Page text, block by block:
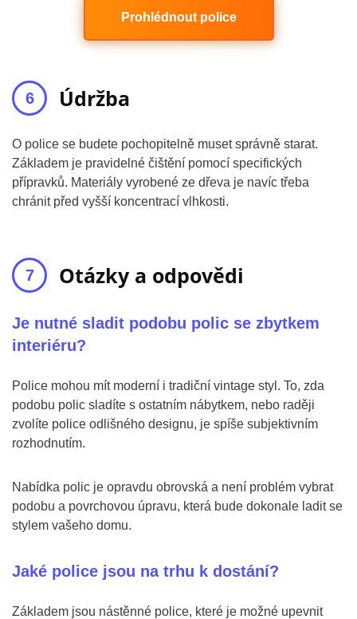
Prohlédnout police
Údržba
O police se budete pochopitelně muset správně starat.
Základem je pravidelné čištění pomocí specifických
přípravků. Materiály vyrobené ze dřeva je navíc třeba
chránit před vyšší koncentrací vlhkosti.
Otázky a odpovědi
Je nutné sladit podobu polic se zbytkem
interiéru?
Police mohou mít moderní i tradiční vintage styl. To, zda
podobu polic sladíte s ostatním nábytkem, nebo raději
zvolíte police odlišného designu, je spíše subjektivním
rozhodnutím.
Nabídka polic je opravdu obrovská a není problém vybrat
podobu a povrchovou úpravu, která bude dokonale ladit se
stylem vašeho domu.
Jaké police jsou na trhu k dostání?
Základem jsou nástěnné police, které je možné upevnit